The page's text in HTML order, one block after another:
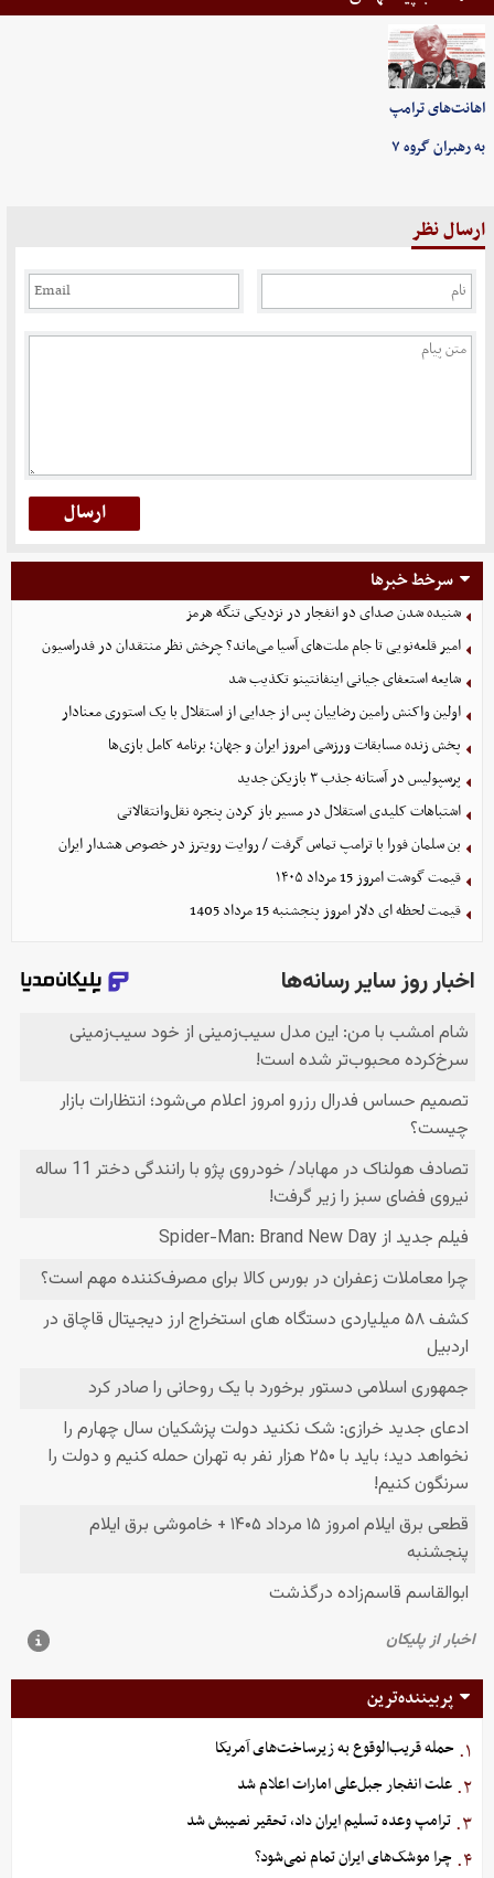
اهانت‌های ترامپ
به رهبران گروه ۷
ارسال نظر
سرخط خبرها
شنیده شدن صدای دو انفجار در نزدیکی تنگه هرمز
امیر قلعه‌نویی تا جام ملت‌های آسیا می‌ماند؟ چرخش نظر منتقدان در فدراسیون
شایعه استعفای جیانی اینفانتینو تکذیب شد
اولین واکنش رامین رضاییان پس از جدایی از استقلال با یک استوری معنادار
پخش زنده مسابقات ورزشی امروز ایران و جهان؛ برنامه کامل بازی‌ها
پرسپولیس در آستانه جذب ۳ بازیکن جدید
اشتباهات کلیدی استقلال در مسیر باز کردن پنجره نقل‌وانتقالاتی
بن سلمان فورا با ترامپ تماس گرفت / روایت رویترز در خصوص هشدار ایران
قیمت گوشت امروز 15 مرداد ۱۴۰۵
قیمت لحظه ای دلار امروز پنجشنبه 15 مرداد 1405
پربیننده‌ترین
۱. حمله قریب‌الوقوع به زیرساخت‌های آمریکا
۲. علت انفجار جبل‌علی امارات اعلام شد
۳. ترامپ وعده تسلیم ایران داد، تحقیر نصیبش شد
۴. چرا موشک‌های ایران تمام نمی‌شود؟